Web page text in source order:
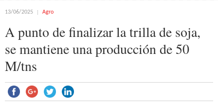
13/06/2025 Agro
A punto de finalizar la trilla de soja,
se mantiene una producción de 50
M/tns